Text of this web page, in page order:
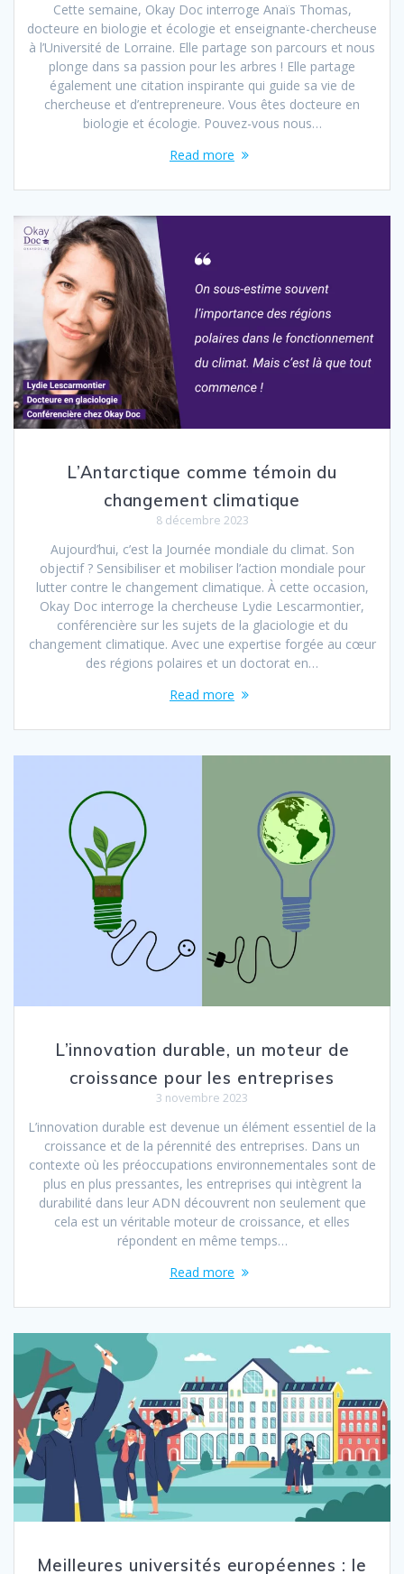
Cette semaine, Okay Doc interroge Anaïs Thomas,
docteure en biologie et écologie et enseignante-chercheuse
à l’Université de Lorraine. Elle partage son parcours et nous
plonge dans sa passion pour les arbres ! Elle partage
également une citation inspirante qui guide sa vie de
chercheuse et d’entrepreneure. Vous êtes docteure en
biologie et écologie. Pouvez-vous nous…
Read more
L’Antarctique comme témoin du
changement climatique
8 décembre 2023
Aujourd’hui, c’est la Journée mondiale du climat. Son
objectif ? Sensibiliser et mobiliser l’action mondiale pour
lutter contre le changement climatique. À cette occasion,
Okay Doc interroge la chercheuse Lydie Lescarmontier,
conférencière sur les sujets de la glaciologie et du
changement climatique. Avec une expertise forgée au cœur
des régions polaires et un doctorat en…
Read more
L’innovation durable, un moteur de
croissance pour les entreprises
3 novembre 2023
L’innovation durable est devenue un élément essentiel de la
croissance et de la pérennité des entreprises. Dans un
contexte où les préoccupations environnementales sont de
plus en plus pressantes, les entreprises qui intègrent la
durabilité dans leur ADN découvrent non seulement que
cela est un véritable moteur de croissance, et elles
répondent en même temps…
Read more
Meilleures universités européennes : le